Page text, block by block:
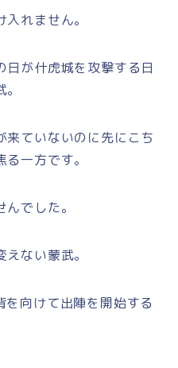
れません。
日が什虎城を攻撃する日
来ていないのに先にこち
一方です。
でした。
ない蒙武。
向けて出陣を開始する